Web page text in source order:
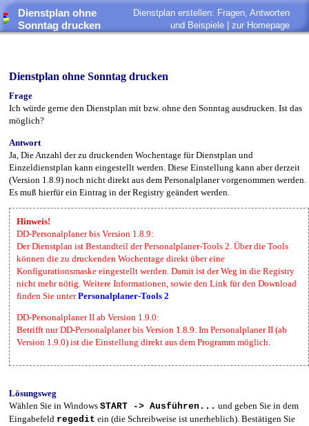
Dienstplan ohne
Sonntag drucken
Dienstplan erstellen: Fragen, Antworten
und Beispiele | zur Homepage
Dienstplan ohne Sonntag drucken
Frage
Ich würde gerne den Dienstplan mit bzw. ohne den Sonntag ausdrucken. Ist das
möglich?
Antwort
Ja, Die Anzahl der zu druckenden Wochentage für Dienstplan und
Einzeldienstplan kann eingestellt werden. Diese Einstellung kann aber derzeit
(Version 1.8.9) noch nicht direkt aus dem Personalplaner vorgenommen werden.
Es muß hierfür ein Eintrag in der Registry geändert werden.
Hinweis!
DD-Personalplaner bis Version 1.8.9:
Der Dienstplan ist Bestandteil der Personalplaner-Tools 2. Über die Tools
können die zu druckenden Wochentage direkt über eine
Konfigurationsmaske eingestellt werden. Damit ist der Weg in die Registry
nicht mehr nötig. Weitere Informationen, sowie den Link für den Download
finden Sie unter Personalplaner-Tools 2
DD-Personalplaner II ab Version 1.9.0:
Betrifft nur DD-Personalplaner bis Version 1.8.9. Im Personalplaner II (ab
Version 1.9.0) ist die Einstellung direkt aus dem Programm möglich.
Lösungsweg
Wählen Sie in WindowsSTART -> Ausführen... und geben Sie in dem
Eingabefeld regedit ein (die Schreibweise ist unerheblich). Bestätigen Sie